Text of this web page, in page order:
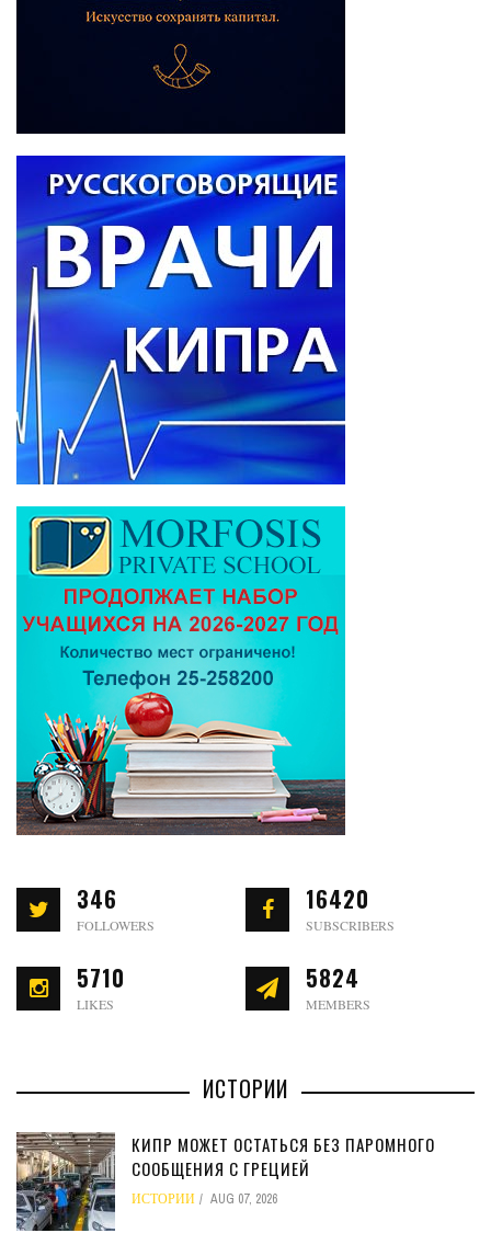
346
FOLLOWERS
16420
SUBSCRIBERS
5710
LIKES
5824
MEMBERS
ИСТОРИИ
КИПР МОЖЕТ ОСТАТЬСЯ БЕЗ ПАРОМНОГО
СООБЩЕНИЯ С ГРЕЦИЕЙ
ИСТОРИИ AUG 07, 2026